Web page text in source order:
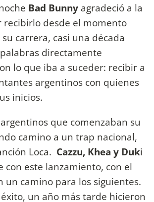
Bad Bunny agradeció a la
recibirlo desde el momento
carrera, casi una década
directamente
lo que iba a suceder: recibir a
argentinos con quienes
inicios.
que comenzaban su
camino a un trap nacional,
Loca. Cazzu, Khea y Duki
con este lanzamiento, con el
un camino para los siguientes.
un año más tarde hicieron